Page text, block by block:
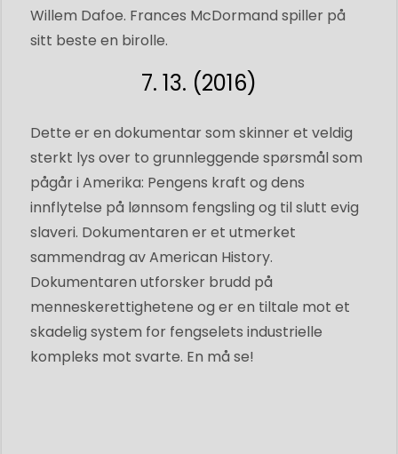
Willem Dafoe. Frances McDormand spiller på
sitt beste en birolle.
7. 13. (2016)
Dette er en dokumentar som skinner et veldig
sterkt lys over to grunnleggende spørsmål som
pågår i Amerika: Pengens kraft og dens
innflytelse på lønnsom fengsling og til slutt evig
slaveri. Dokumentaren er et utmerket
sammendrag av American History.
Dokumentaren utforsker brudd på
menneskerettighetene og er en tiltale mot et
skadelig system for fengselets industrielle
kompleks mot svarte. En må se!